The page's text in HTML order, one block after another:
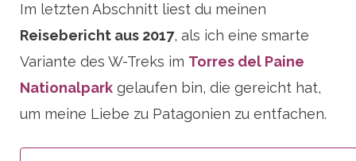
Im letzten Abschnitt liest du meinen
Reisebericht aus 2017, als ich eine smarte
Variante des W-Treks im Torres del Paine
Nationalpark gelaufen bin, die gereicht hat,
um meine Liebe zu Patagonien zu entfachen.